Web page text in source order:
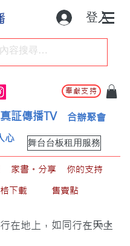
登入
奉獻支持
真証傳播TV 合辦聚會
舞台台板租用服務
心
家書。分享
你的支持
下載
售賣點
在地上，如同行在天上
< Back